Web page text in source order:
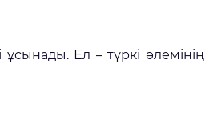
Ел – түркі әлемінің